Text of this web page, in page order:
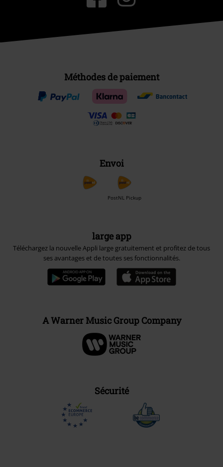
Méthodes de paiement
Envoi
PostNL Pickup
large app
Téléchargez la nouvelle Appli large gratuitement et profitez de tous
ses avantages et de toutes ses fonctionnalités.
A Warner Music Group Company
Sécurité